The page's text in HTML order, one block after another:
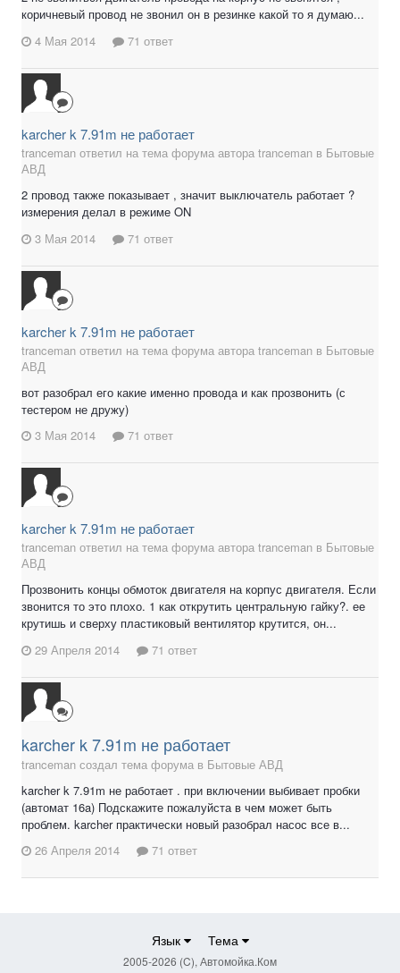
коричневый провод не звонил он в резинке какой то я думаю...
4 Мая 2014
71 ответ
karcher k 7.91m не работает
tranceman ответил на тема форума автора tranceman в Бытовые
АВД
2 провод также показывает , значит выключатель работает ?
измерения делал в режиме ON
3 Мая 2014
71 ответ
karcher k 7.91m не работает
tranceman ответил на тема форума автора tranceman в Бытовые
АВД
вот разобрал его какие именно провода и как прозвонить (с
тестером не дружу)
3 Мая 2014
71 ответ
karcher k 7.91m не работает
tranceman ответил на тема форума автора tranceman в Бытовые
АВД
Прозвонить концы обмоток двигателя на корпус двигателя. Если
звонится то это плохо. 1 как открутить центральную гайку?. ее
крутишь и сверху пластиковый вентилятор крутится, он...
29 Апреля 2014
71 ответ
karcher k 7.91m не работает
tranceman создал тема форума в Бытовые АВД
karcher k 7.91m не работает . при включении выбивает пробки
(автомат 16a) Подскажите пожалуйста в чем может быть
проблем. karcher практически новый разобрал насос все в...
26 Апреля 2014
71 ответ
Язык Тема
2005-2026 (C), Автомойка.Ком